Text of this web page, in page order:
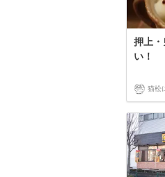
押上
い！
猫松